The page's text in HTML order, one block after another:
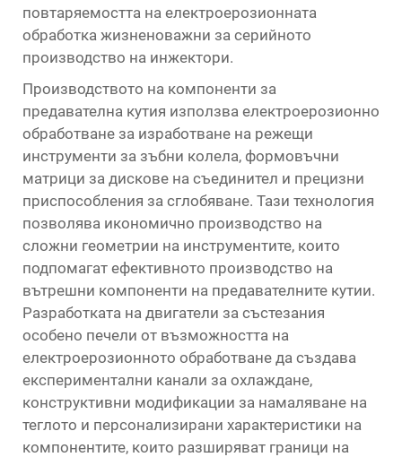
повтаряемостта на електроерозионната
обработка жизненоважни за серийното
производство на инжектори.
Производството на компоненти за
предавателна кутия използва електроерозионно
обработване за изработване на режещи
инструменти за зъбни колела, формовъчни
матрици за дискове на съединител и прецизни
приспособления за сглобяване. Тази технология
позволява икономично производство на
сложни геометрии на инструментите, които
подпомагат ефективното производство на
вътрешни компоненти на предавателните кутии.
Разработката на двигатели за състезания
особено печели от възможността на
електроерозионното обработване да създава
експериментални канали за охлаждане,
конструктивни модификации за намаляване на
теглото и персонализирани характеристики на
компонентите, които разширяват граници на